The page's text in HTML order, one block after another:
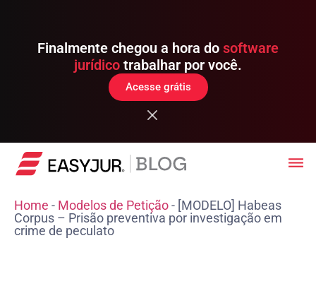
Finalmente chegou a hora do software
jurídico trabalhar por você.
Acesse grátis
Home - Modelos de Petição- [MODELO] Habeas
Corpus – Prisão preventiva por investigação em
crime de peculato